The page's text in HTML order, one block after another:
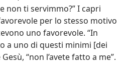
non ti servimmo?” I capri
per lo stesso motivo
uno favorevole. “In
a uno di questi minimi [dei
“non l’avete fatto a me”.